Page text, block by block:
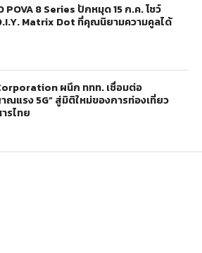
POVA 8 Series ปักหมุด 15 ก.ค. โชว์
Matrix Dot ที่คุณนิยามความคูลได้
ผนึก ททท. เชื่อมต่อ
แรง 5G” สู่มิติใหม่ของการท่องเที่ยว
รไทย